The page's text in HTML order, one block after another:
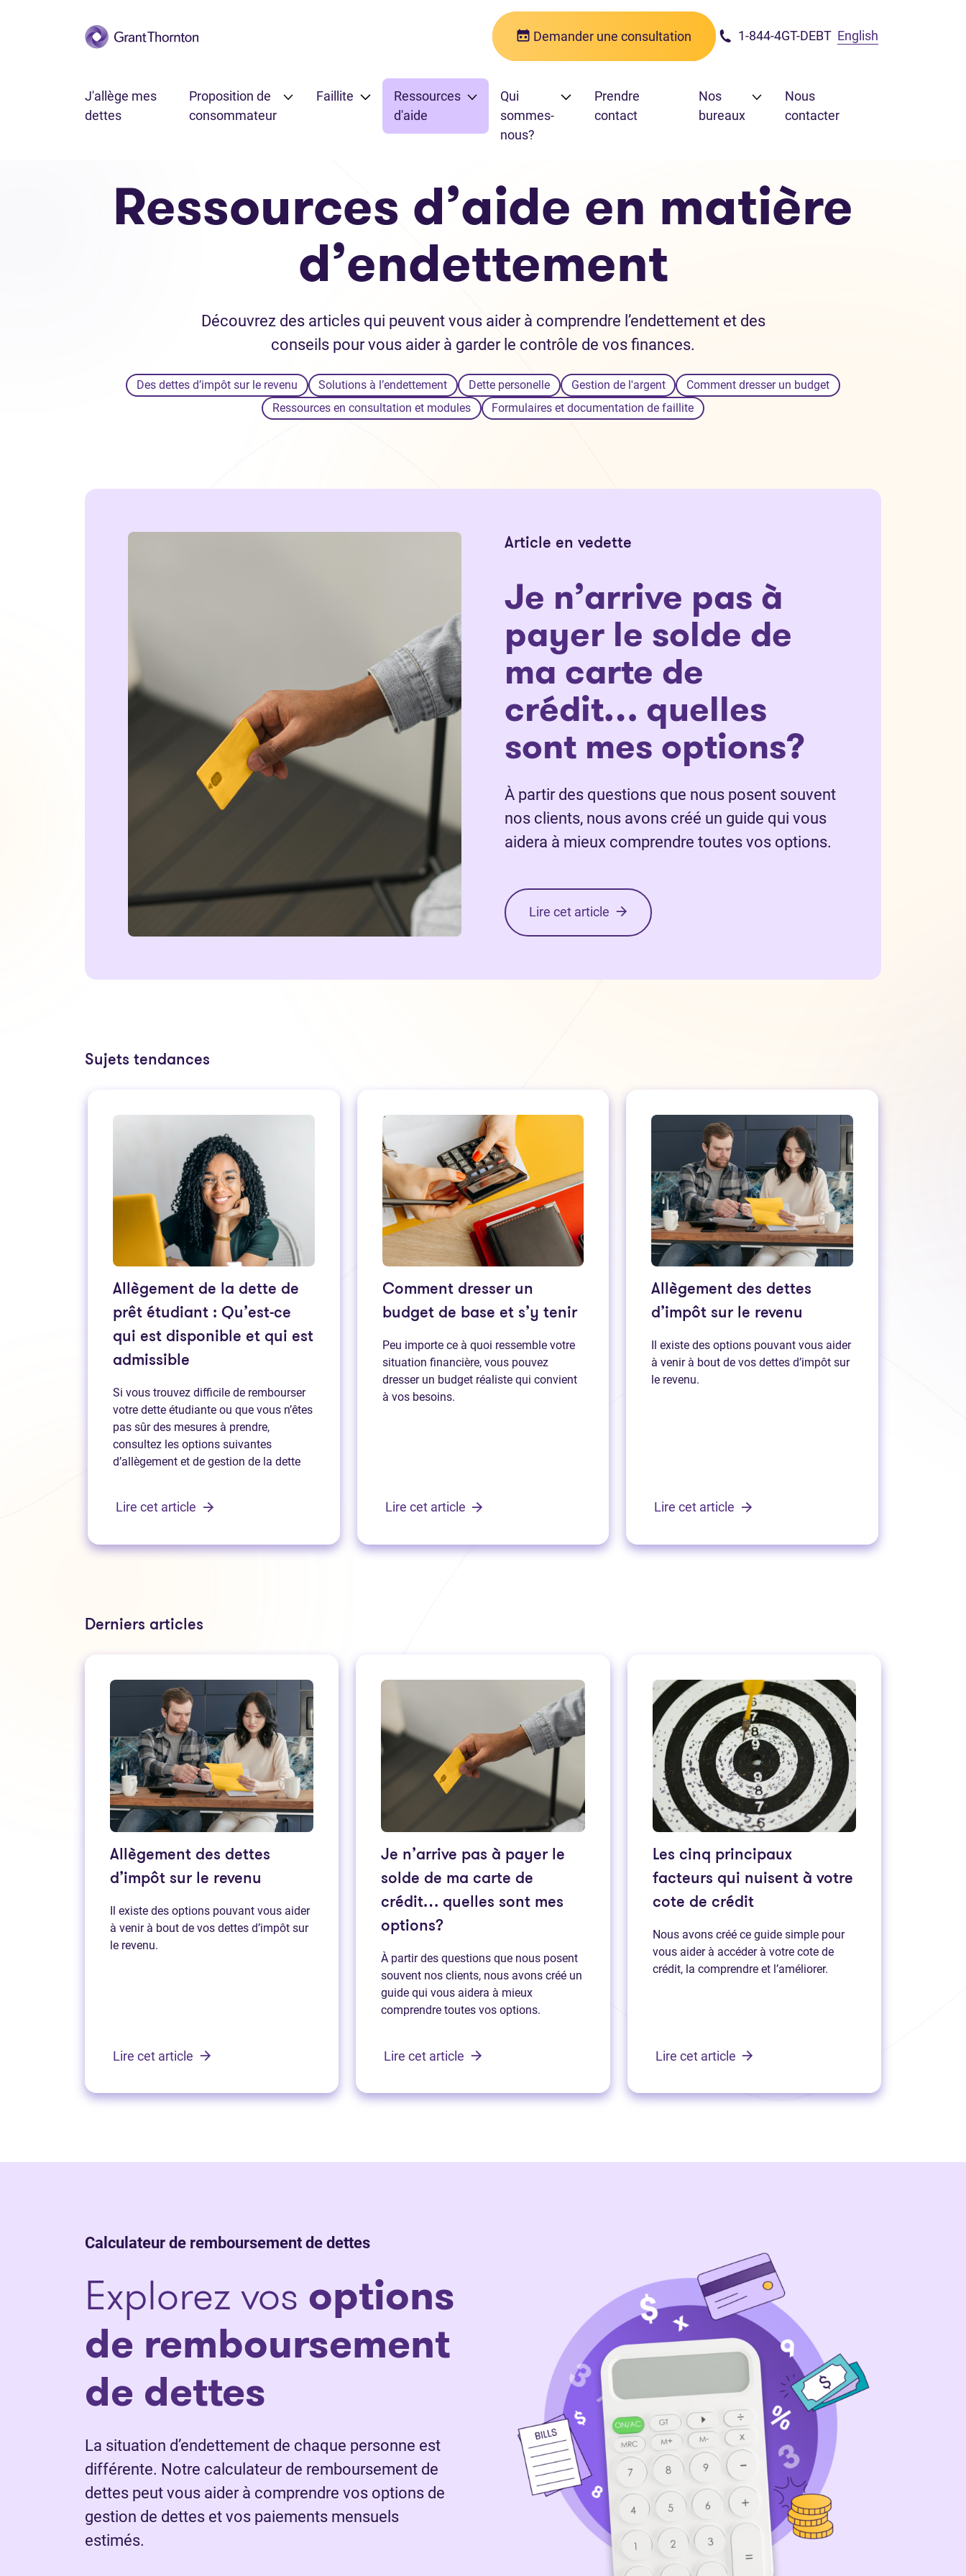
Passer au contenu principal Demander une consultation 1-844-4GT-DEBT English
J'allège mes
dettes
Proposition de
consommateur
Faillite
Ressources
d'aide
Qui
sommes-
nous?
Prendre
contact
Nos
bureaux
Nous
contacter
Ressources d’aide en matière
d’endettement
Découvrez des articles qui peuvent vous aider à comprendre l’endettement et des
conseils pour vous aider à garder le contrôle de vos finances.
Des dettes d’impôt sur le revenu Solutions à l’endettement Dette personelle Gestion de l'argent
Comment dresser un budget
Ressources en consultation et modules
Formulaires et documentation de faillite
Article en vedette
Je n’arrive pas à
payer le solde de
ma carte de
crédit… quelles
sont mes options?
À partir des questions que nous posent souvent
nos clients, nous avons créé un guide qui vous
aidera à mieux comprendre toutes vos options.
Lire cet article
Sujets tendances
Allègement de la dette de
prêt étudiant : Qu’est-ce
qui est disponible et qui est
admissible
Si vous trouvez difficile de rembourser
votre dette étudiante ou que vous n’êtes
pas sûr des mesures à prendre,
consultez les options suivantes
d’allègement et de gestion de la dette
Lire cet article
Comment dresser un
budget de base et s’y tenir
Peu importe ce à quoi ressemble votre
situation financière, vous pouvez
dresser un budget réaliste qui convient
à vos besoins.
Lire cet article
Allègement des dettes
d’impôt sur le revenu
Il existe des options pouvant vous aider
à venir à bout de vos dettes d’impôt sur
le revenu.
Lire cet article
Derniers articles
Allègement des dettes
d’impôt sur le revenu
Il existe des options pouvant vous aider
à venir à bout de vos dettes d’impôt sur
le revenu.
Lire cet article
Je n’arrive pas à payer le
solde de ma carte de
crédit… quelles sont mes
options?
À partir des questions que nous posent
souvent nos clients, nous avons créé un
guide qui vous aidera à mieux
comprendre toutes vos options.
Lire cet article
Les cinq principaux
facteurs qui nuisent à votre
cote de crédit
Nous avons créé ce guide simple pour
vous aider à accéder à votre cote de
crédit, la comprendre et l’améliorer.
Lire cet article
Calculateur de remboursement de dettes
Explorez vos options
de remboursement
de dettes
La situation d’endettement de chaque personne est
différente. Notre calculateur de remboursement de
dettes peut vous aider à comprendre vos options de
gestion de dettes et vos paiements mensuels
estimés.